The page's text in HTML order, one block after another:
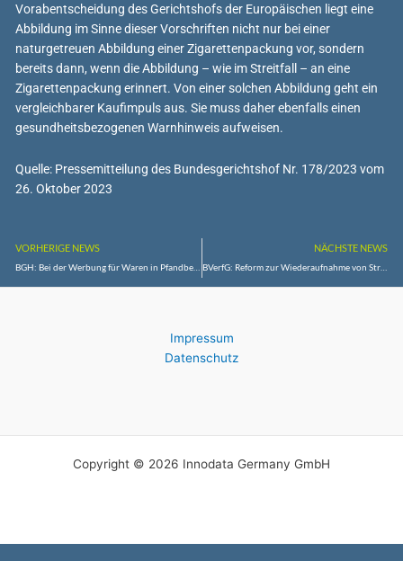
Vorabentscheidung des Gerichtshofs der Europäischen liegt eine
Abbildung im Sinne dieser Vorschriften nicht nur bei einer
naturgetreuen Abbildung einer Zigarettenpackung vor, sondern
bereits dann, wenn die Abbildung – wie im Streitfall – an eine
Zigarettenpackung erinnert. Von einer solchen Abbildung geht ein
vergleichbarer Kaufimpuls aus. Sie muss daher ebenfalls einen
gesundheitsbezogenen Warnhinweis aufweisen.
Quelle: Pressemitteilung des Bundesgerichtshof Nr. 178/2023 vom
26. Oktober 2023
VORHERIGE NEWS NÄCHSTE NEWS
BVerfG: Reform zur Wiederaufnahme von Strafverfahren verfassungswidrig
Impressum
Datenschutz
Copyright © 2026 Innodata Germany GmbH